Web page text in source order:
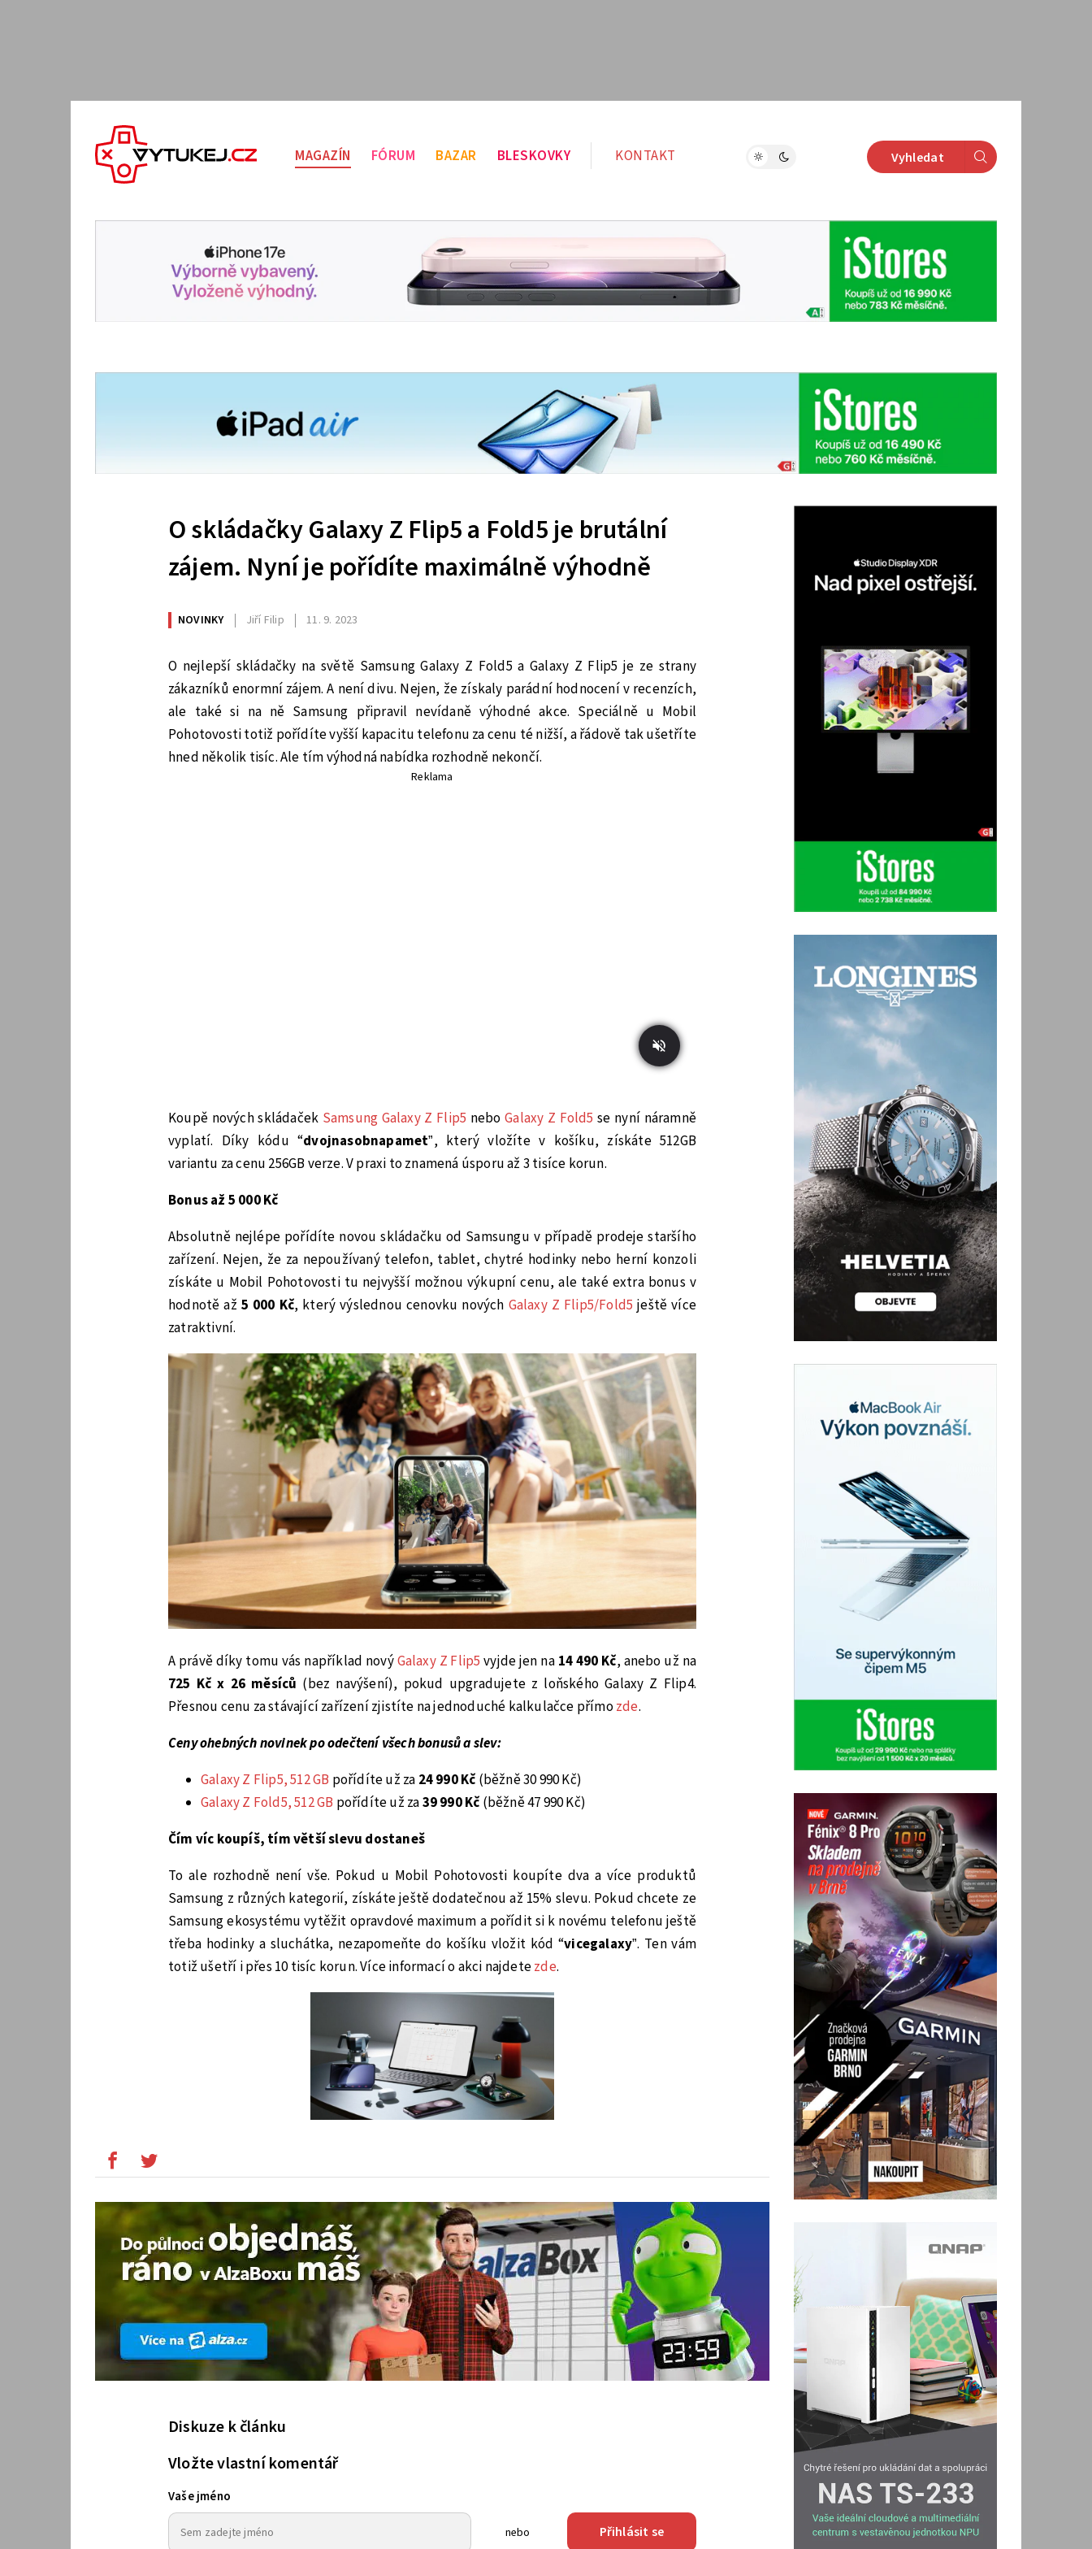
MAGAZÍN FÓRUM BAZAR BLESKOVKY KONTAKT Vyhledat
O skládačky Galaxy Z Flip5 a Fold5 je brutální
zájem. Nyní je pořídíte maximálně výhodně
NOVINKY Jiří Filip 11. 9. 2023
O nejlepší skládačky na světě Samsung Galaxy Z Fold5 a Galaxy Z Flip5 je ze strany
zákazníků enormní zájem. A není divu. Nejen, že získaly parádní hodnocení v recenzích,
ale také si na ně Samsung připravil nevídaně výhodné akce. Speciálně u Mobil
Pohotovosti totiž pořídíte vyšší kapacitu telefonu za cenu té nižší, a řádově tak ušetříte
hned několik tisíc. Ale tím výhodná nabídka rozhodně nekončí.
Reklama
Koupě nových skládaček Samsung Galaxy Z Flip5 neboGalaxy Z Fold5 se nyní náramně
vyplatí. Díky kódu “dvojnasobnapamet”, který vložíte v košíku, získáte 512GB
variantu za cenu 256GB verze. V praxi to znamená úsporu až 3 tisíce korun.
Bonus až 5 000 Kč
Absolutně nejlépe pořídíte novou skládačku od Samsungu v případě prodeje staršího
zařízení. Nejen, že za nepoužívaný telefon, tablet, chytré hodinky nebo herní konzoli
získáte u Mobil Pohotovosti tu nejvyšší možnou výkupní cenu, ale také extra bonus v
hodnotě až 5 000 Kč, který výslednou cenovku nových Galaxy Z Flip5/Fold5 ještě více
zatraktivní.
A právě díky tomu vás například novýGalaxy Z Flip5 vyjde jen na14 490 Kč, anebo už na
725 Kč x 26 měsíců (bez navýšení), pokud upgradujete z loňského Galaxy Z Flip4.
Přesnou cenu za stávající zařízení zjistíte na jednoduché kalkulačce přímozde.
Ceny ohebných novinek po odečtení všech bonusů a slev:
Galaxy Z Flip5, 512 GB pořídíte už za 24 990 Kč (běžně 30 990 Kč)
Galaxy Z Fold5, 512 GB pořídíte už za39 990 Kč (běžně 47 990 Kč)
Čím víc koupíš, tím větší slevu dostaneš
To ale rozhodně není vše. Pokud u Mobil Pohotovosti koupíte dva a více produktů
Samsung z různých kategorií, získáte ještě dodatečnou až 15% slevu. Pokud chcete ze
Samsung ekosystému vytěžit opravdové maximum a pořídit si k novému telefonu ještě
třeba hodinky a sluchátka, nezapomeňte do košíku vložit kód “vicegalaxy”. Ten vám
totiž ušetří i přes 10 tisíc korun. Více informací o akci najdetezde.
Diskuze k článku
Vložte vlastní komentář
Vaše jméno
nebo Přihlásit se